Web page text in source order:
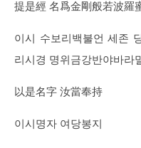
提是經 名爲金剛般若波羅
이시 수보리백불언 세존
리시경 명위금강반야바라
以是名字 汝當奉持
이시명자 여당봉지